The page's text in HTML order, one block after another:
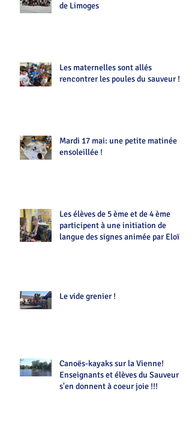
de Limoges
Les maternelles sont allés
rencontrer les poules du sauveur !!
Mardi 17 mai: une petite matinée
ensoleillée !
Les élèves de 5 ème et de 4 ème
participent à une initiation de
langue des signes animée par Eloïse
Le vide grenier !
Canoës-kayaks sur la Vienne!
Enseignants et élèves du Sauveur
s'en donnent à coeur joie !!!